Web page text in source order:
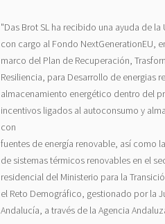
"Das Brot SL ha recibido una ayuda de la
con cargo al Fondo NextGenerationEU,
marco del Plan de Recuperación,
Resiliencia, para Desarrollo de energias
almacenamiento energético dentro del
incentivos ligados al autoconsumo y
con
fuentes de energía renovable, así como
de sistemas térmicos renovables en el
residencial del Ministerio para la
el Reto Demográfico, gestionado por la
Andalucía, a través de la Agencia